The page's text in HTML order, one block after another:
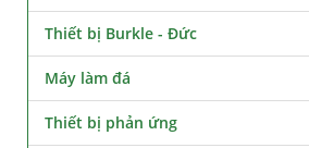
Thiết bị Burkle - Đức
Máy làm đá
Thiết bị phản ứng